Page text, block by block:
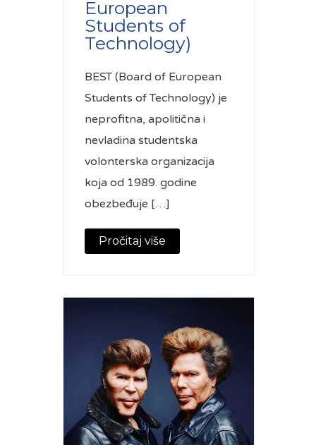
European
Students of
Technology)
BEST (Board of European
Students of Technology) je
neprofitna, apolitična i
nevladina studentska
volonterska organizacija
koja od 1989. godine
obezbeđuje […]
Pročitaj više